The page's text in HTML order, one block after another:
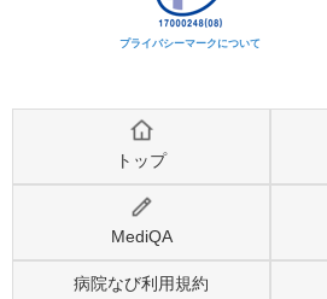
プライバシーマークについて
トップ
MediQA
病院なび利用規約